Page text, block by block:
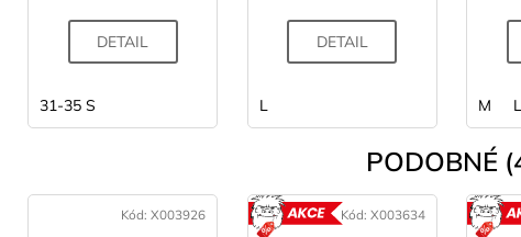
DETAIL
31-35 S
DETAIL
L M L
PODOBNÉ
Kód:X003926 Kód: X003634